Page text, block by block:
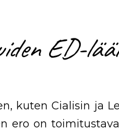
ED-
kuten Cialisin ja
ero on